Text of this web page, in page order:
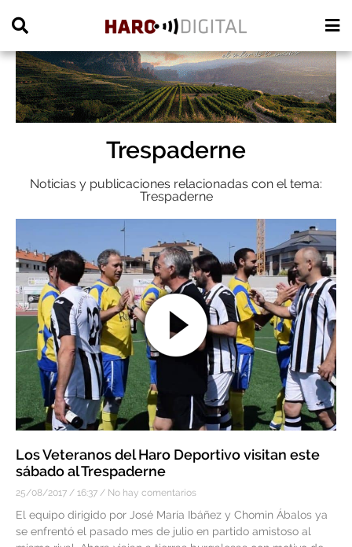
Trespaderne
Noticias y publicaciones relacionadas con el tema:
Trespaderne
Los Veteranos del Haro Deportivo visitan este
sábado al Trespaderne
25/08/2017 16:37 No hay comentarios
El equipo dirigido por José María Ibáñez y Chomin Ábalos ya
se enfrentó el pasado mes de julio en partido amistoso al